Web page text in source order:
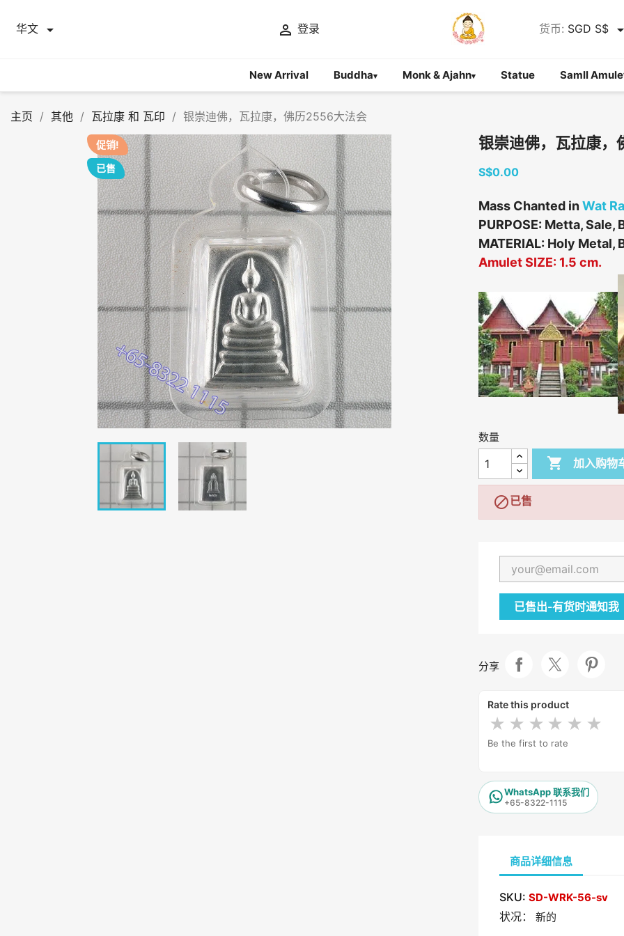
华文   登录 货币: SGD S$
New Arrival Buddha▾ Monk & Ajahn▾ Statue Samll
主页 其他 瓦拉康 和 瓦印 银崇迪佛，瓦拉康，佛历2556大法会
促销!
已售
银崇迪佛，瓦拉康
S$0.00
Mass Chanted inWat
PURPOSE: Metta,
MATERIAL: Holy Metal,
Amulet SIZE: 1.5 cm.
数量
 加入购物
已售
已售出-有货时通知我
分享
Rate this product
★ ★ ★ ★ ★ ★
Be the first to rate
WhatsApp 联系我们
+65-8322-1115
商品详细信息
SKU: SD-WRK-56-sv
状况： 新的